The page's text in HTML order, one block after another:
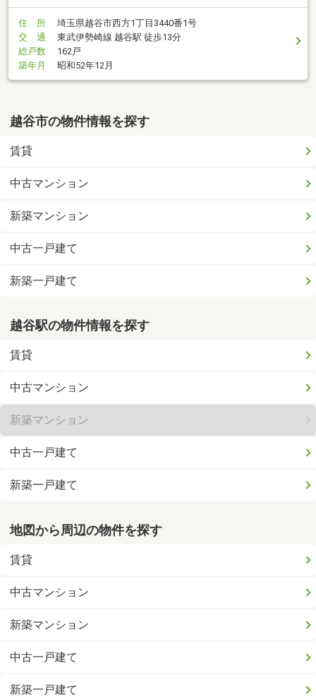
住 所
埼玉県越谷市西方1丁目3440番1号
交 通
東武伊勢崎線 越谷駅 徒歩13分
総戸数
162戸
築年月
昭和52年12月
越谷市の物件情報を探す
賃貸
中古マンション
新築マンション
中古一戸建て
新築一戸建て
越谷駅の物件情報を探す
賃貸
中古マンション
新築マンション
中古一戸建て
新築一戸建て
地図から周辺の物件を探す
賃貸
中古マンション
新築マンション
中古一戸建て
新築一戸建て